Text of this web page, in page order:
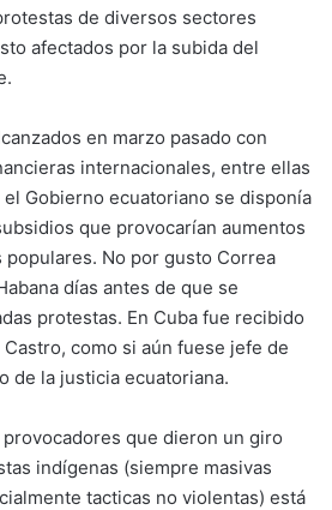
de diversos sectores
afectados por la subida del
en marzo pasado con
internacionales, entre ellas
Gobierno ecuatoriano se disponía
que provocarían aumentos
No por gusto Correa
días antes de que se
protestas. En Cuba fue recibido
como si aún fuese jefe de
de la justicia ecuatoriana.
que dieron un giro
indígenas (siempre masivas
tacticas no violentas) está